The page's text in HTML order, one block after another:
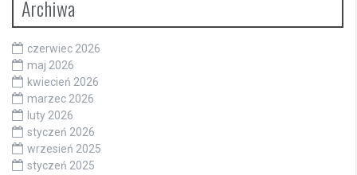
Archiwa
czerwiec 2026
maj 2026
kwiecień 2026
marzec 2026
luty 2026
styczeń 2026
wrzesień 2025
styczeń 2025